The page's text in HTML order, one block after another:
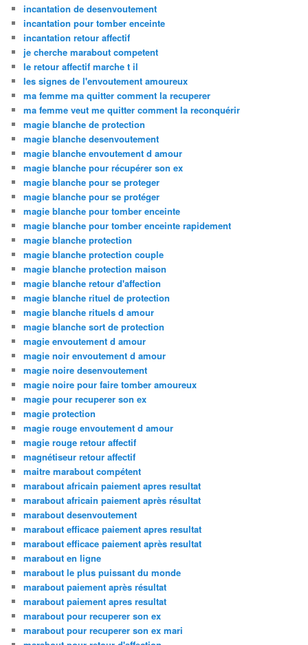
incantation de desenvoutement
incantation pour tomber enceinte
incantation retour affectif
je cherche marabout competent
le retour affectif marche t il
les signes de l'envoutement amoureux
ma femme ma quitter comment la recuperer
ma femme veut me quitter comment la reconquérir
magie blanche de protection
magie blanche desenvoutement
magie blanche envoutement d amour
magie blanche pour récupérer son ex
magie blanche pour se proteger
magie blanche pour se protéger
magie blanche pour tomber enceinte
magie blanche pour tomber enceinte rapidement
magie blanche protection
magie blanche protection couple
magie blanche protection maison
magie blanche retour d'affection
magie blanche rituel de protection
magie blanche rituels d amour
magie blanche sort de protection
magie envoutement d amour
magie noir envoutement d amour
magie noire desenvoutement
magie noire pour faire tomber amoureux
magie pour recuperer son ex
magie protection
magie rouge envoutement d amour
magie rouge retour affectif
magnétiseur retour affectif
maitre marabout compétent
marabout africain paiement apres resultat
marabout africain paiement après résultat
marabout desenvoutement
marabout efficace paiement apres resultat
marabout efficace paiement après resultat
marabout en ligne
marabout le plus puissant du monde
marabout paiement après résultat
marabout paiement apres resultat
marabout pour recuperer son ex
marabout pour recuperer son ex mari